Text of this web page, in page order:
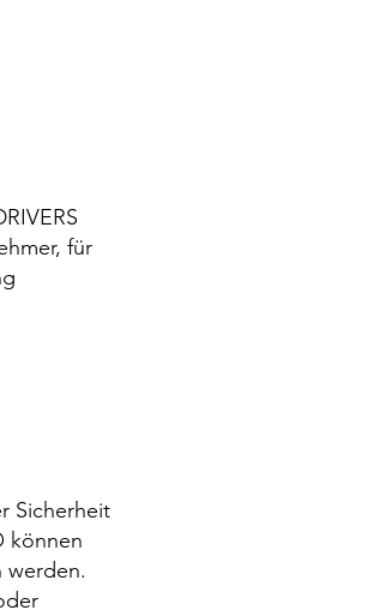
für
Sicherheit
können
werden.